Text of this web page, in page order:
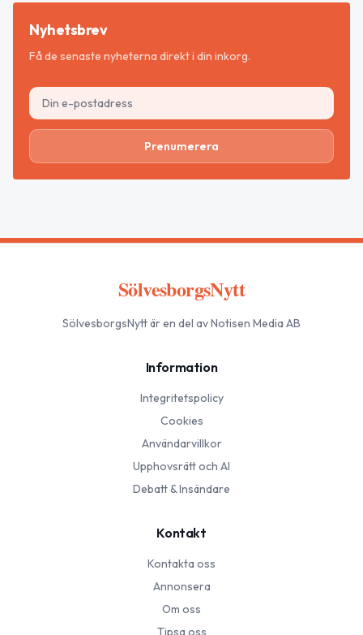
Nyhetsbrev
Få de senaste nyheterna direkt i din inkorg.
Prenumerera
SölvesborgsNytt
SölvesborgsNyttär en del av Notisen Media AB
Information
Integritetspolicy
Cookies
Användarvillkor
Upphovsrätt och AI
Debatt & Insändare
Kontakt
Kontakta oss
Annonsera
Om oss
Tipsa oss